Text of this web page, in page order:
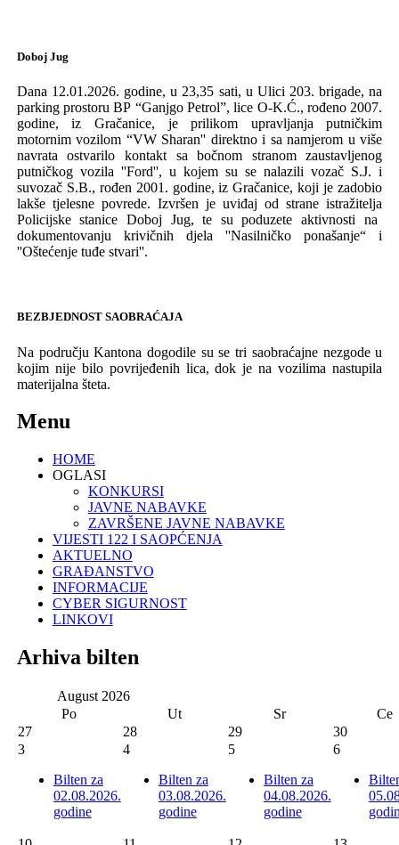
Doboj Jug
Dana 12.01.2026. godine,u 23,35 sati, u Ulici 203. brigade,na
parking prostoru BP “Ganjgo Petrol”,lice O-K.Ć., rođeno 2007.
godine,iz Gračanice, je prilikom upravljanja putničkim
motornim vozilom “VW Sharan'' direktnoi sa namjerom u više
navrata
ostvarilo kontakt sa bočnom stranom
zaustavljenog
putničkog vozila ''Ford'', u kojem su se nalazili vozač S.J. i
suvozač S.B., rođen 2001. godine,iz Gračanice,koji je zadobio
lakše tjelesne povrede. Izvršen jeuviđaj od strane istražitelja
Policijske stanice Doboj Jug, te su poduzete aktivnosti na
dokumentovanju krivičnih djela ''Nasilničko ponašanje“ i
''Oštećenje tuđe stvari''.
BEZBJEDNOST SAOBRAĆAJA
Na području Kantona dogodile su se tri saobraćajne nezgode u
kojim nije bilo povrijeđenih lica, dok je na vozilima nastupila
materijalna šteta.
Menu
HOME
OGLASI
KONKURSI
JAVNE NABAVKE
ZAVRŠENE JAVNE NABAVKE
VIJESTI 122 I SAOPĆENJA
AKTUELNO
GRAĐANSTVO
INFORMACIJE
CYBER SIGURNOST
LINKOVI
Arhiva bilten
August 2026
Po
Ut Sr
Ce
27
28 29
30
3
Bilten za
02.08.2026.
godine
4
Bilten za
03.08.2026.
godine
5
Bilten za
04.08.2026.
godine
6